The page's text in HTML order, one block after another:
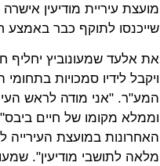
מועצת עיריית מודיעין
שייכנסו לתוקף כבר באמצע
את אלעד שמעונוביץ יחליף
ויקבל לידיו סמכויות
המע"ר. "אני מודה לראש
וממלא מקומו של חיים
האחרונות במועצת העירייה
מלאה לתושבי מודיעין".